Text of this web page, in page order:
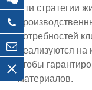
Эти стратегии
потребностей
реализуются
чтобы
материалов.